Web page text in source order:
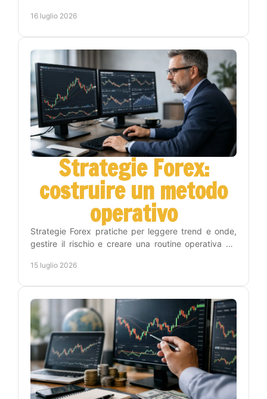
16 luglio 2026
Strategie Forex:
costruire un metodo
operativo
Strategie Forex pratiche per leggere trend e onde,
gestire il rischio e creare una routine operativa sui
15 luglio 2026